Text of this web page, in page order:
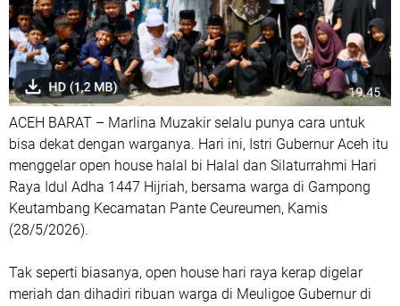
ACEH BARAT – Marlina Muzakir selalu punya cara untuk
bisa dekat dengan warganya. Hari ini, Istri Gubernur Aceh itu
menggelar open house halal bi Halal dan Silaturrahmi Hari
Raya Idul Adha 1447 Hijriah, bersama warga di Gampong
Keutambang Kecamatan Pante Ceureumen, Kamis
(28/5/2026).
Tak seperti biasanya, open house hari raya kerap digelar
meriah dan dihadiri ribuan warga di Meuligoe Gubernur di